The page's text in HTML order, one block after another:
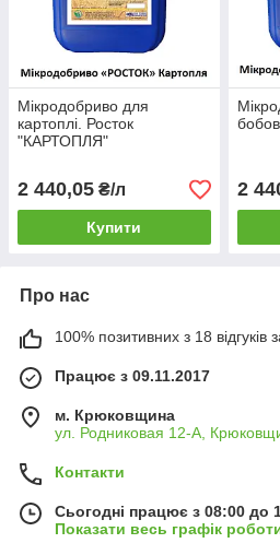
Мікродобриво для
картоплі. Росток
"КАРТОПЛЯ"
2 440,05 ₴/л
Купити
2
Про нас
100% позитивних з 18 відгуків
Працює з 09.11.2017
м. Крюковщина
ул. Родниковая 12-А,
Контакти
Сьогодні працює з 08:00 до
Показати весь графік